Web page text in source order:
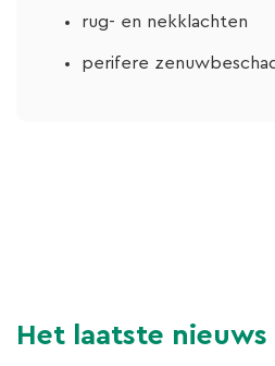
rug- en nekklachten
perifere
Het laatste nieuws